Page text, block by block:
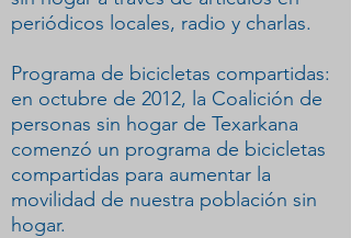
periódicos locales, radio y charlas.
Programa de bicicletas compartidas:
en octubre de 2012, la Coalición de
personas sin hogar de Texarkana
comenzó un programa de bicicletas
compartidas para aumentar la
movilidad de nuestra población sin
hogar.